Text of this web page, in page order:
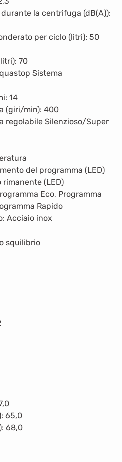
la centrifuga (dB(A)):
per ciclo (litri): 50
70
Sistema
14
(giri/min): 400
regolabile Silenzioso/Super
del programma (LED)
(LED)
Eco, Programma
Rapido
Acciaio inox
squilibrio
65,0
68,0